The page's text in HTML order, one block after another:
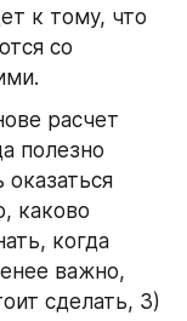
к тому, что
со
расчет
полезно
каково
когда
важно,
сделать, 3)